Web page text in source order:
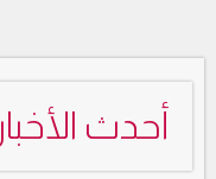
أحدث الأخبار